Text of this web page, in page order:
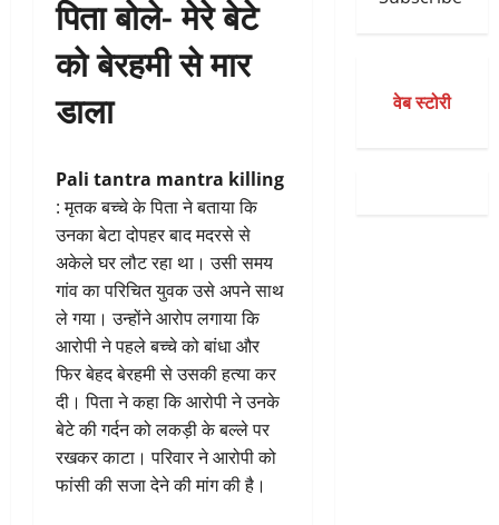
पिता बोले- मेरे बेटे
को बेरहमी से मार
डाला
Pali tantra mantra killing
: मृतक बच्चे के पिता ने बताया कि
उनका बेटा दोपहर बाद मदरसे से
अकेले घर लौट रहा था। उसी समय
गांव का परिचित युवक उसे अपने साथ
ले गया। उन्होंने आरोप लगाया कि
आरोपी ने पहले बच्चे को बांधा और
फिर बेहद बेरहमी से उसकी हत्या कर
दी। पिता ने कहा कि आरोपी ने उनके
बेटे की गर्दन को लकड़ी के बल्ले पर
रखकर काटा। परिवार ने आरोपी को
फांसी की सजा देने की मांग की है।
वेब स्टोरी